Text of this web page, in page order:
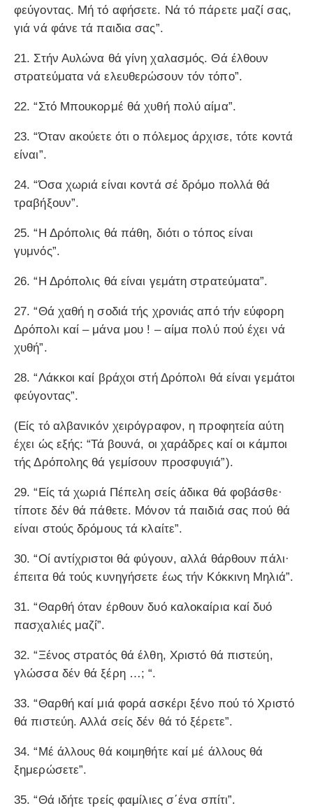
φεύγοντας. Μή τό αφήσετε. Νά τό πάρετε μαζί σας,
γιά νά φάνε τά παιδια σας”.
21. Στήν Αυλώνα θά γίνη χαλασμός. Θά έλθουν
στρατεύματα νά ελευθερώσουν τόν τόπο”.
22. “Στό Μπουκορμέ θά χυθή πολύ αίμα”.
23. “Όταν ακούετε ότι ο πόλεμος άρχισε, τότε κοντά
είναι”.
24. “Όσα χωριά είναι κοντά σέ δρόμο πολλά θά
τραβήξουν”.
25. “Η Δρόπολις θά πάθη, διότι ο τόπος είναι
γυμνός”.
26. “Η Δρόπολις θά είναι γεμάτη στρατεύματα”.
27. “Θά χαθή η σοδιά τής χρονιάς από τήν εύφορη
Δρόπολι καί – μάνα μου ! – αίμα πολύ πού έχει νά
χυθή”.
28. “Λάκκοι καί βράχοι στή Δρόπολι θά είναι γεμάτοι
φεύγοντας”.
(Είς τό αλβανικόν χειρόγραφον, η προφητεία αύτη
έχει ώς εξής: “Τά βουνά, οι χαράδρες καί οι κάμποι
τής Δρόπολης θά γεμίσουν προσφυγιά”).
29. “Είς τά χωριά Πέπελη σείς άδικα θά φοβάσθε·
τίποτε δέν θά πάθετε. Μόνον τά παιδιά σας πού θά
είναι στούς δρόμους τά κλαίτε”.
30. “Οί αντίχριστοι θά φύγουν, αλλά θάρθουν πάλι·
έπειτα θά τούς κυνηγήσετε έως τήν Κόκκινη Μηλιά”.
31. “Θαρθή όταν έρθουν δυό καλοκαίρια καί δυό
πασχαλιές μαζί”.
32. “Ξένος στρατός θά έλθη, Χριστό θά πιστεύη,
γλώσσα δέν θά ξέρη …; “.
33. “Θαρθή καί μιά φορά ασκέρι ξένο πού τό Χριστό
θά πιστεύη. Αλλά σείς δέν θά τό ξέρετε”.
34. “Μέ άλλους θά κοιμηθήτε καί μέ άλλους θά
ξημερώσετε”.
35. “Θά ιδήτε τρείς φαμίλιες σ΄ένα σπίτι”.